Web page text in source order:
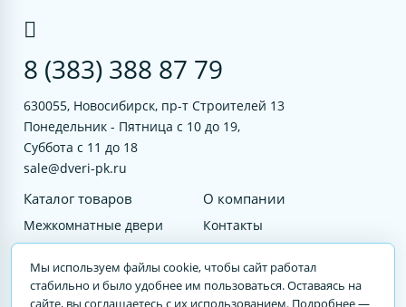
8 (383) 388 87 79
630055, Новосибирск, пр-т Строителей 13
Понедельник - Пятница с 10 до 19,
Суббота с 11 до 18
sale@dveri-pk.ru
Каталог товаров
Межкомнатные двери
Входные двери
О компании
Контакты
Мы используем файлы cookie, чтобы сайт работал
стабильно и было удобнее им пользоваться. Оставаясь на
сайте, вы соглашаетесь с их использованием. Подробнее —